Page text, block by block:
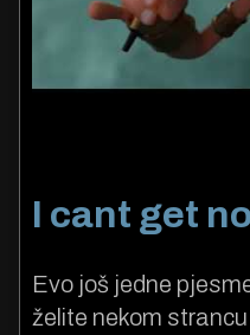
I cant get
Evo još jedne
želite nekom